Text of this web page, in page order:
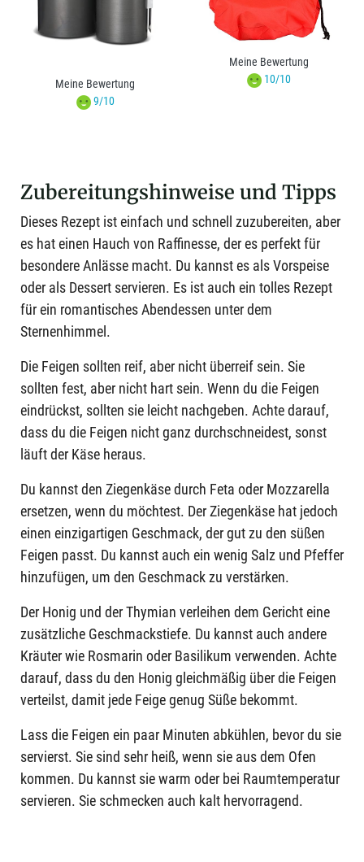
Meine Bewertung
9/10
Meine Bewertung
10/10
Zubereitungshinweise und Tipps
Dieses Rezept ist einfach und schnell zuzubereiten, aber
es hat einen Hauch von Raffinesse, der es perfekt für
besondere Anlässe macht. Du kannst es als Vorspeise
oder als Dessert servieren. Es ist auch ein tolles Rezept
für ein romantisches Abendessen unter dem
Sternenhimmel.
Die Feigen sollten reif, aber nicht überreif sein. Sie
sollten fest, aber nicht hart sein. Wenn du die Feigen
eindrückst, sollten sie leicht nachgeben. Achte darauf,
dass du die Feigen nicht ganz durchschneidest, sonst
läuft der Käse heraus.
Du kannst den Ziegenkäse durch Feta oder Mozzarella
ersetzen, wenn du möchtest. Der Ziegenkäse hat jedoch
einen einzigartigen Geschmack, der gut zu den süßen
Feigen passt. Du kannst auch ein wenig Salz und Pfeffer
hinzufügen, um den Geschmack zu verstärken.
Der Honig und der Thymian verleihen dem Gericht eine
zusätzliche Geschmackstiefe. Du kannst auch andere
Kräuter wie Rosmarin oder Basilikum verwenden. Achte
darauf, dass du den Honig gleichmäßig über die Feigen
verteilst, damit jede Feige genug Süße bekommt.
Lass die Feigen ein paar Minuten abkühlen, bevor du sie
servierst. Sie sind sehr heiß, wenn sie aus dem Ofen
kommen. Du kannst sie warm oder bei Raumtemperatur
servieren. Sie schmecken auch kalt hervorragend.